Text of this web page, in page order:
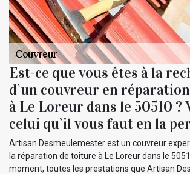
Est-ce que vous êtes à la
d`un couvreur en
à Le Loreur dans le 50510 ?
celui qu`il vous faut en la
Artisan Desmeulemester est un couvreur
la réparation de toiture à Le Loreur dans le
moment, toutes les prestations que Artisan